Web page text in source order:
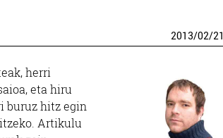
2013/02/21
herri
eta hiru
buruz hitz egin
Artikulu